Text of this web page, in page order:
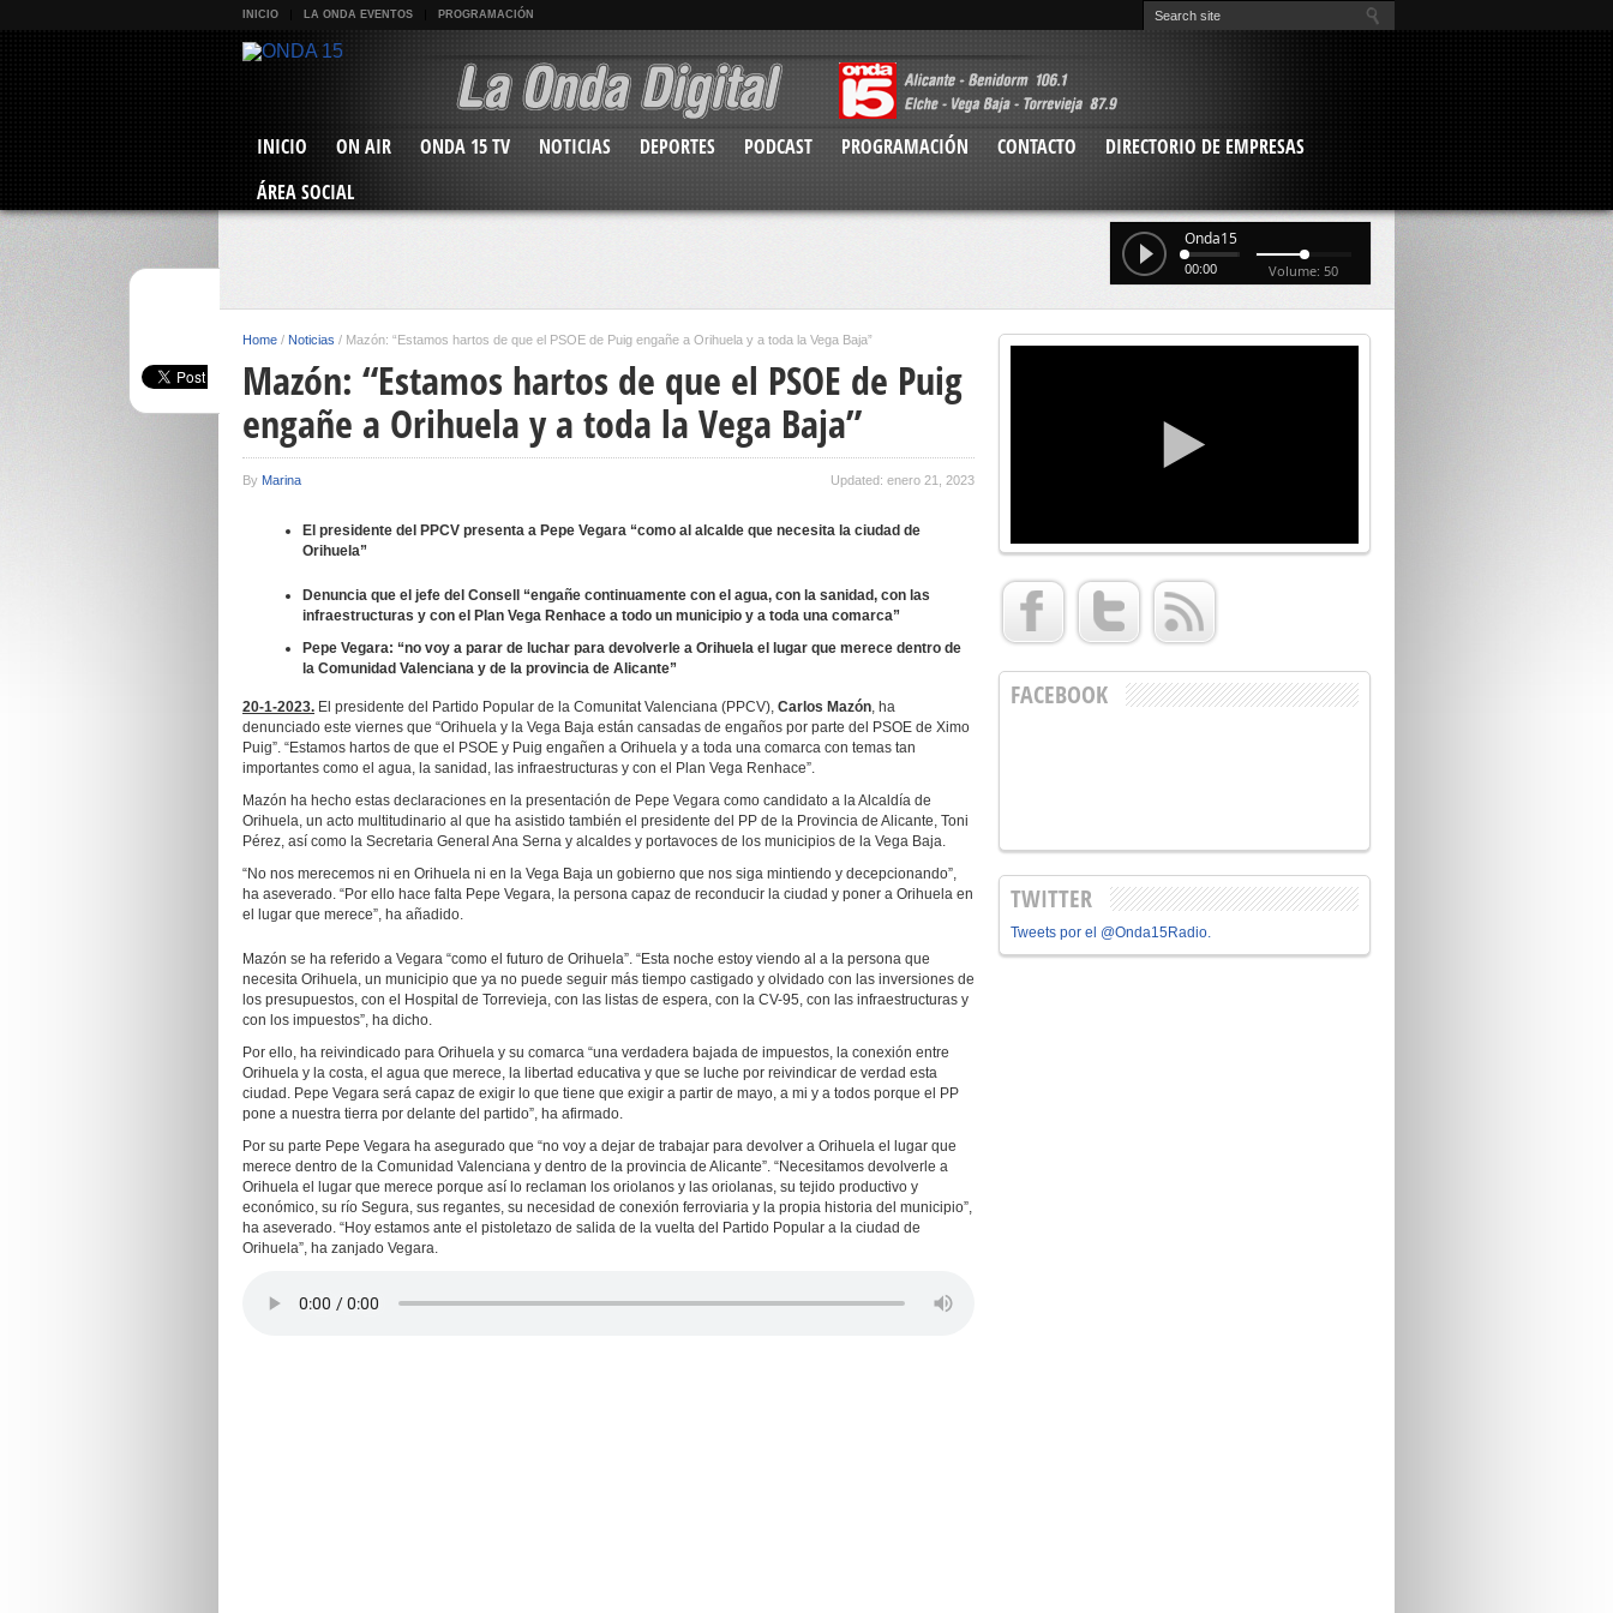
INICIO LA ONDA EVENTOS PROGRAMACIÓN
INICIO ON AIR ONDA 15 TV NOTICIAS DEPORTES PODCAST PROGRAMACIÓN CONTACTO
DIRECTORIO DE EMPRESAS
ÁREA SOCIAL
Onda15
00:00 Volume: 50
Home / Noticias / Mazón: “Estamos hartos de que el PSOE de Puig engañe a Orihuela y a toda la Vega Baja”
Mazón: “Estamos hartos de que el PSOE de Puig
engañe a Orihuela y a toda la Vega Baja”
By Marina Updated: enero 21, 2023
El presidente del PPCV presenta a Pepe Vegara “como al alcalde que necesita la ciudad de
Orihuela”
Denuncia que el jefe del Consell “engañe continuamente con el agua, con la sanidad, con las
infraestructuras y con el Plan Vega Renhace a todo un municipio y a toda una comarca”
Pepe Vegara: “no voy a parar de luchar para devolverle a Orihuela el lugar que merece dentro de
la Comunidad Valenciana y de la provincia de Alicante”
20-1-2023. El presidente del Partido Popular de la Comunitat Valenciana (PPCV), Carlos Mazón, ha
denunciado este viernes que “Orihuela y la Vega Baja están cansadas de engaños por parte del PSOE de Ximo
Puig”. “Estamos hartos de que el PSOE y Puig engañen a Orihuela y a toda una comarca con temas tan
importantes como el agua, la sanidad, las infraestructuras y con el Plan Vega Renhace”.
Mazón ha hecho estas declaraciones en la presentación de Pepe Vegara como candidato a la Alcaldía de
Orihuela, un acto multitudinario al que ha asistido también el presidente del PP de la Provincia de Alicante, Toni
Pérez, así como la Secretaria General Ana Serna y alcaldes y portavoces de los municipios de la Vega Baja.
“No nos merecemos ni en Orihuela ni en la Vega Baja un gobierno que nos siga mintiendo y decepcionando”,
ha aseverado. “Por ello hace falta Pepe Vegara, la persona capaz de reconducir la ciudad y poner a Orihuela en
el lugar que merece”, ha añadido.
Mazón se ha referido a Vegara “como el futuro de Orihuela”. “Esta noche estoy viendo al a la persona que
necesita Orihuela, un municipio que ya no puede seguir más tiempo castigado y olvidado con las inversiones de
los presupuestos, con el Hospital de Torrevieja, con las listas de espera, con la CV-95, con las infraestructuras y
con los impuestos”, ha dicho.
Por ello, ha reivindicado para Orihuela y su comarca “una verdadera bajada de impuestos, la conexión entre
Orihuela y la costa, el agua que merece, la libertad educativa y que se luche por reivindicar de verdad esta
ciudad. Pepe Vegara será capaz de exigir lo que tiene que exigir a partir de mayo, a mi y a todos porque el PP
pone a nuestra tierra por delante del partido”, ha afirmado.
Por su parte Pepe Vegara ha asegurado que “no voy a dejar de trabajar para devolver a Orihuela el lugar que
merece dentro de la Comunidad Valenciana y dentro de la provincia de Alicante”. “Necesitamos devolverle a
Orihuela el lugar que merece porque así lo reclaman los oriolanos y las oriolanas, su tejido productivo y
económico, su río Segura, sus regantes, su necesidad de conexión ferroviaria y la propia historia del municipio”,
ha aseverado. “Hoy estamos ante el pistoletazo de salida de la vuelta del Partido Popular a la ciudad de
Orihuela”, ha zanjado Vegara.
FACEBOOK
TWITTER
Tweets por el @Onda15Radio.